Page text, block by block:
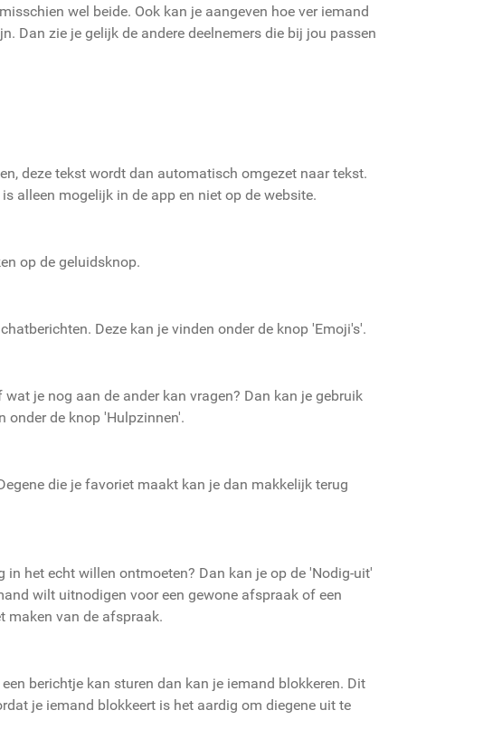
wel beide. Ook kan je aangeven hoe ver iemand
Dan zie je gelijk de andere deelnemers die bij jou passen
deze tekst wordt dan automatisch omgezet naar tekst.
alleen mogelijk in de app en niet op de website.
op de geluidsknop.
Deze kan je vinden onder de knop 'Emoji's'.
je nog aan de ander kan vragen? Dan kan je gebruik
onder de knop 'Hulpzinnen'.
die je favoriet maakt kan je dan makkelijk terug
het echt willen ontmoeten? Dan kan je op de 'Nodig-uit'
wilt uitnodigen voor een gewone afspraak of een
maken van de afspraak.
berichtje kan sturen dan kan je iemand blokkeren. Dit
je iemand blokkeert is het aardig om diegene uit te